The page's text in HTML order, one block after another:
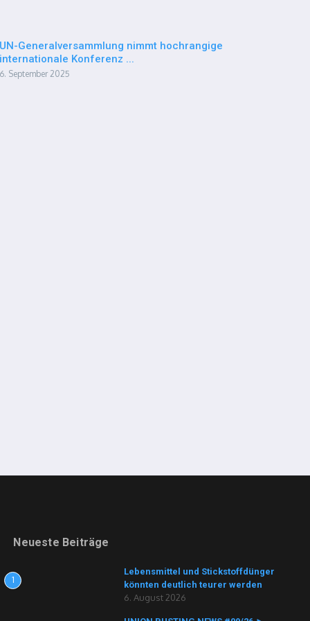
UN-Generalversammlung nimmt hochrangige
internationale Konferenz ...
6. September 2025
Neueste Beiträge
1
Lebensmittel und Stickstoffdünger
könnten deutlich teurer werden
6. August 2026